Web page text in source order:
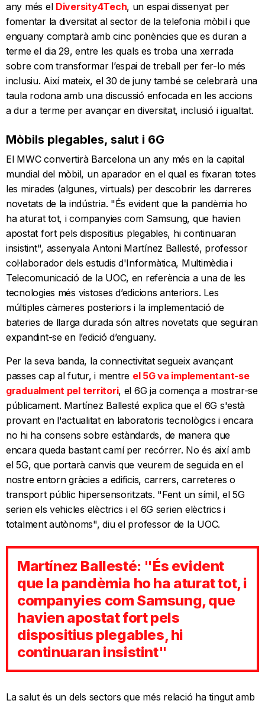
any més el Diversity4Tech, un espai dissenyat per
fomentar la diversitat al sector de la telefonia mòbil i que
enguany comptarà amb cinc ponències que es duran a
terme el dia 29, entre les quals es troba una xerrada
sobre com transformar l’espai de treball per fer-lo més
inclusiu. Així mateix, el 30 de juny també se celebrarà una
taula rodona amb una discussió enfocada en les accions
a dur a terme per avançar en diversitat, inclusió i igualtat.
Mòbils plegables, salut i 6G
El MWC convertirà Barcelona un any més en la capital
mundial del mòbil, un aparador en el qual es fixaran totes
les mirades (algunes, virtuals) per descobrir les darreres
novetats de la indústria. "És evident que la pandèmia ho
ha aturat tot, i companyies com Samsung, que havien
apostat fort pels dispositius plegables, hi continuaran
insistint", assenyala Antoni Martínez Ballesté, professor
col·laborador dels estudis d'Informàtica, Multimèdia i
Telecomunicació de la UOC, en referència a una de les
tecnologies més vistoses d’edicions anteriors. Les
múltiples càmeres posteriors i la implementació de
bateries de llarga durada són altres novetats que seguiran
expandint-se en l’edició d’enguany.
Per la seva banda, la connectivitat segueix avançant
passes cap al futur, i mentre el 5G va implementant-se
gradualment pel territori, el 6G ja comença a mostrar-se
públicament. Martínez Ballesté explica que el 6G s'està
provant en l'actualitat en laboratoris tecnològics i encara
no hi ha consens sobre estàndards, de manera que
encara queda bastant camí per recórrer. No és així amb
el 5G, que portarà canvis que veurem de seguida en el
nostre entorn gràcies a edificis, carrers, carreteres o
transport públic hipersensoritzats. "Fent un símil, el 5G
serien els vehicles elèctrics i el 6G serien elèctrics i
totalment autònoms", diu el professor de la UOC.
Martínez Ballesté: "És evident
que la pandèmia ho ha aturat tot, i
companyies com Samsung, que
havien apostat fort pels
dispositius plegables, hi
continuaran insistint"
La salut és un dels sectors que més relació ha tingut amb